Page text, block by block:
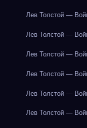
Лев Толстой —
Лев Толстой —
Лев Толстой —
Лев Толстой —
Лев Толстой —
Лев Толстой —